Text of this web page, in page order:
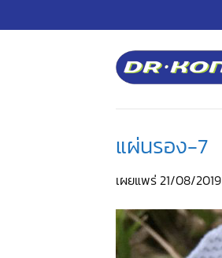
ไป
แผ่นรอง-7
เผยแพร่21/08/2019